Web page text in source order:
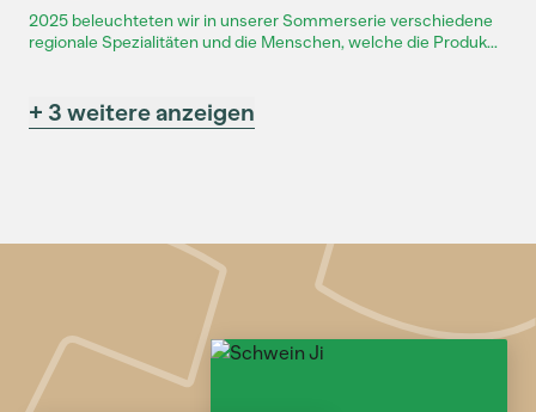
2025 beleuchteten wir in unserer Sommerserie verschiedene
regionale Spezialitäten und die Menschen, welche die Produk...
+ 3 weitere anzeigen